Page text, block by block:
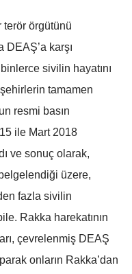
terör örgütünü
DEAŞ’a karşı
sivilin hayatını
tamamen
resmi basın
ile Mart 2018
ve sonuç olarak,
üzere,
fazla sivilin
Rakka harekatının
çevrelenmiş DEAŞ
onların Rakka’dan